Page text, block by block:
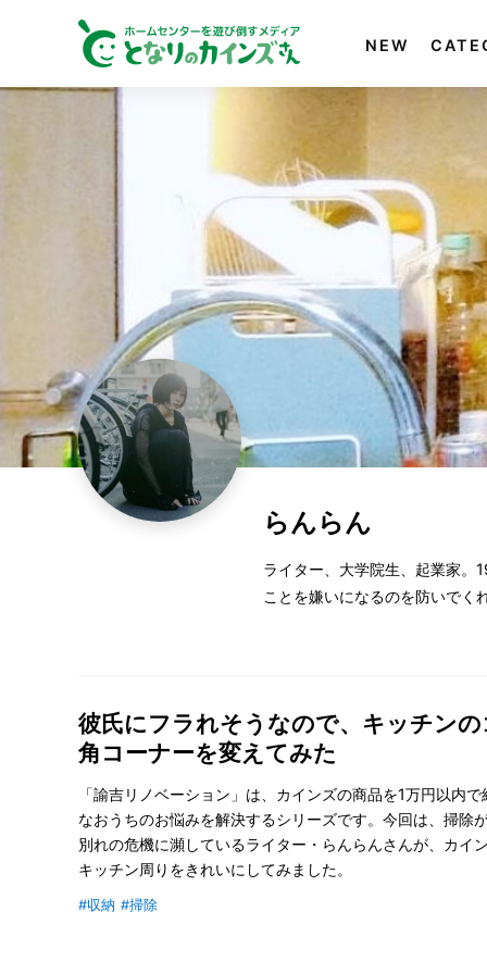
NEW
らんらん
ライター、大学院生、起業家。
ことを嫌いになるのを防いでく
彼氏にフラれそうなので、キッチン
角コーナーを変えてみた
「諭吉リノベーション」は、カインズの商品を1万円以内
なおうちのお悩みを解決するシリーズです。今回は、掃除
別れの危機に瀕しているライター・らんらんさんが、カイ
キッチン周りをきれいにしてみました。
#収納 #掃除